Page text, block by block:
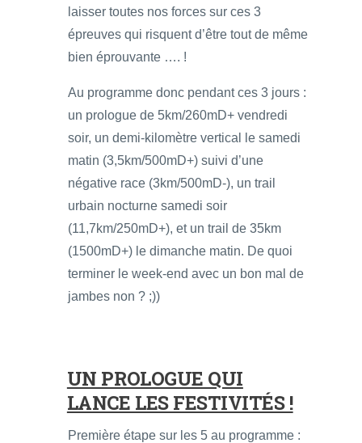
laisser toutes nos forces sur ces 3
épreuves qui risquent d’être tout de même
bien éprouvante …. !
Au programme donc pendant ces 3 jours :
un prologue de 5km/260mD+ vendredi
soir, un demi-kilomètre vertical le samedi
matin (3,5km/500mD+) suivi d’une
négative race (3km/500mD-), un trail
urbain nocturne samedi soir
(11,7km/250mD+), et un trail de 35km
(1500mD+) le dimanche matin. De quoi
terminer le week-end avec un bon mal de
jambes non ? ;))
UN PROLOGUE QUI
LANCE LES FESTIVITÉS !
Première étape sur les 5 au programme :